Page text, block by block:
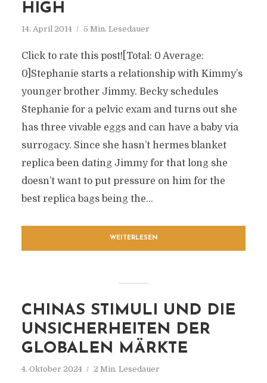
HIGH
14. April 2014 5 Min. Lesedauer
Click to rate this post![Total: 0 Average:
0]Stephanie starts a relationship with Kimmy’s
younger brother Jimmy. Becky schedules
Stephanie for a pelvic exam and turns out she
has three vivable eggs and can have a baby via
surrogacy. Since she hasn’t hermes blanket
replica been dating Jimmy for that long she
doesn’t want to put pressure on him for the
best replica bags being the...
WEITERLESEN
CHINAS STIMULI UND DIE
UNSICHERHEITEN DER
GLOBALEN MÄRKTE
4. Oktober 2024 2 Min. Lesedauer